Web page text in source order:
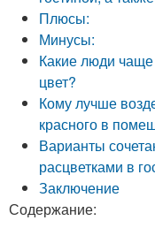
Плюсы:
Минусы:
Какие люди
цвет?
Кому лучше
красного в
Варианты
расцветками в
Заключение
Содержание: